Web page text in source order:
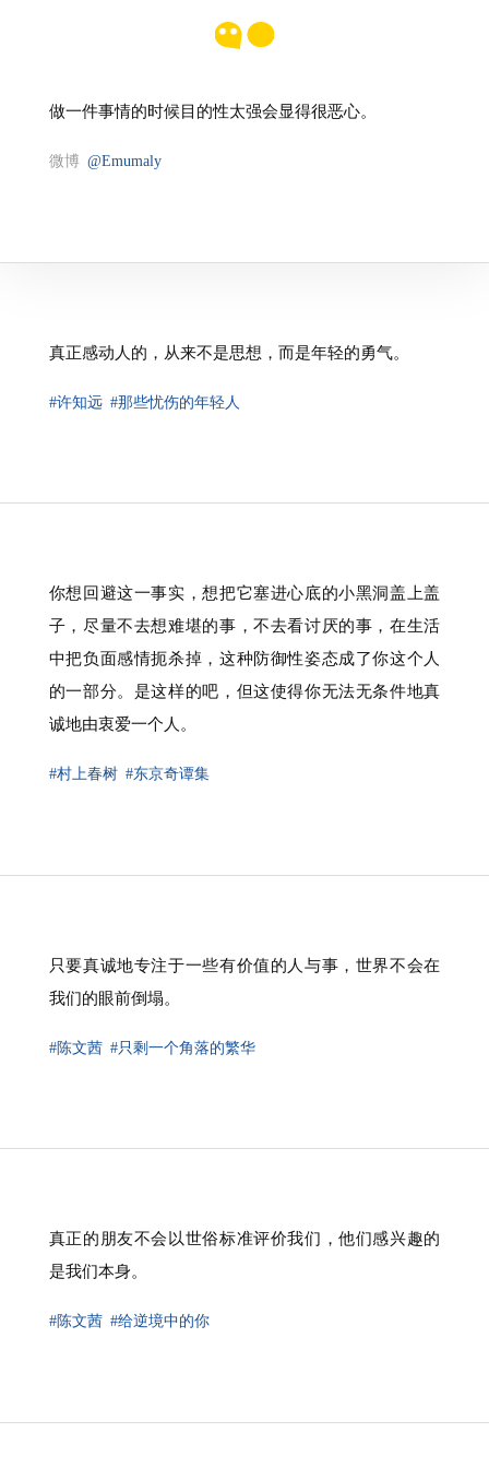
做一件事情的时候目的性太强会显得很恶心。
微博 @Emumaly
真正感动人的，从来不是思想，而是年轻的勇气。
#许知远 #那些忧伤的年轻人
你想回避这一事实，想把它塞进心底的小黑洞盖上盖
子，尽量不去想难堪的事，不去看讨厌的事，在生活
中把负面感情扼杀掉，这种防御性姿态成了你这个人
的一部分。是这样的吧，但这使得你无法无条件地真
诚地由衷爱一个人。
#村上春树 #东京奇谭集
只要真诚地专注于一些有价值的人与事，世界不会在
我们的眼前倒塌。
#陈文茜 #只剩一个角落的繁华
真正的朋友不会以世俗标准评价我们，他们感兴趣的
是我们本身。
#陈文茜 #给逆境中的你